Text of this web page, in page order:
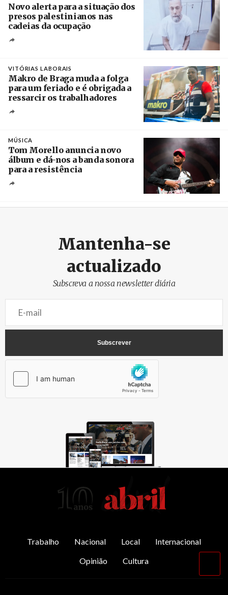
Novo alerta para a situação dos
presos palestinianos nas
cadeias da ocupação
VITÓRIAS LABORAIS
Makro de Braga muda a folga
para um feriado e é obrigada a
ressarcir os trabalhadores
MÚSICA
Tom Morello anuncia novo
álbum e dá-nos a banda sonora
para a resistência
Mantenha-se
actualizado
Subscreva a nossa newsletter diária
Trabalho Nacional Local
Internacional
Opinião
Cultura